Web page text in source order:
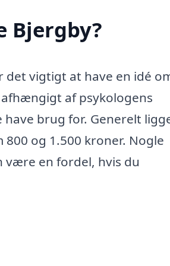
Bjergby?
det vigtigt at have en idé
af psykologens
brug for. Generelt
og 1.500 kroner. Nogle
være en fordel, hvis du